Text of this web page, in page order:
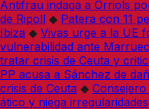
Antifrau indaga a Orriols
de Ripoll ◆ Patera con 11
Ibiza ◆ Vivas urge a la UE
vulnerabilidad ante
tratar crisis de Ceuta y
PP acusa a Sánchez de
crisis de Ceuta ◆
ático y niega irregularidades